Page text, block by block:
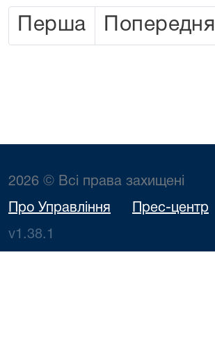
Перша Попередня
2026 © Всі права захищені
Про Управління Прес-центр
v1.38.1